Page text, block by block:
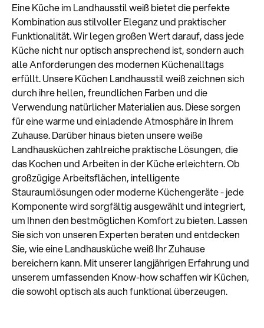
Eine Küche im Landhausstil weiß bietet die perfekte
Kombination aus stilvoller Eleganz und praktischer
Funktionalität. Wir legen großen Wert darauf, dass jede
Küche nicht nur optisch ansprechend ist, sondern auch
alle Anforderungen des modernen Küchenalltags
erfüllt. Unsere Küchen Landhausstil weiß zeichnen sich
durch ihre hellen, freundlichen Farben und die
Verwendung natürlicher Materialien aus. Diese sorgen
für eine warme und einladende Atmosphäre in Ihrem
Zuhause. Darüber hinaus bieten unsere weiße
Landhausküchen zahlreiche praktische Lösungen, die
das Kochen und Arbeiten in der Küche erleichtern. Ob
großzügige Arbeitsflächen, intelligente
Stauraumlösungen oder moderne Küchengeräte - jede
Komponente wird sorgfältig ausgewählt und integriert,
um Ihnen den bestmöglichen Komfort zu bieten. Lassen
Sie sich von unseren Experten beraten und entdecken
Sie, wie eine Landhausküche weiß Ihr Zuhause
bereichern kann. Mit unserer langjährigen Erfahrung und
unserem umfassenden Know-how schaffen wir Küchen,
die sowohl optisch als auch funktional überzeugen.